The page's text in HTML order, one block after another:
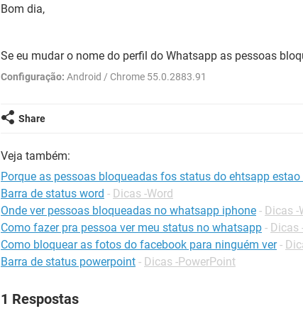
Bom dia,
Se eu mudar o nome do perfil do Whatsapp as pessoas
Configuração: Android / Chrome 55.0.2883.91
Share
Veja também:
Porque as pessoas bloqueadas fos status do ehtsapp
Barra de status word - Dicas -Word
Onde ver pessoas bloqueadas no whatsapp iphone - Dicas -
Como fazer pra pessoa ver meu status no whatsapp - Dicas
Como bloquear as fotos do facebook para ninguém ver -
Barra de status powerpoint - Dicas -PowerPoint
1 Respostas